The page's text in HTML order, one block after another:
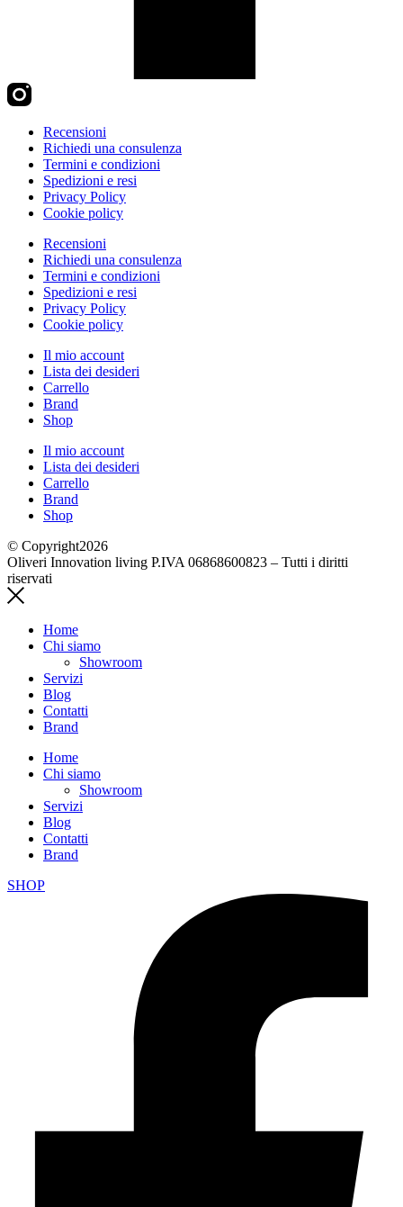
Recensioni
Richiedi una consulenza
Termini e condizioni
Spedizioni e resi
Privacy Policy
Cookie policy
Recensioni
Richiedi una consulenza
Termini e condizioni
Spedizioni e resi
Privacy Policy
Cookie policy
Il mio account
Lista dei desideri
Carrello
Brand
Shop
Il mio account
Lista dei desideri
Carrello
Brand
Shop
© Copyright2026
Oliveri Innovation living P.IVA 06868600823 – Tutti i diritti
riservati
Home
Chi siamo
Showroom
Servizi
Blog
Contatti
Brand
Home
Chi siamo
Showroom
Servizi
Blog
Contatti
Brand
SHOP